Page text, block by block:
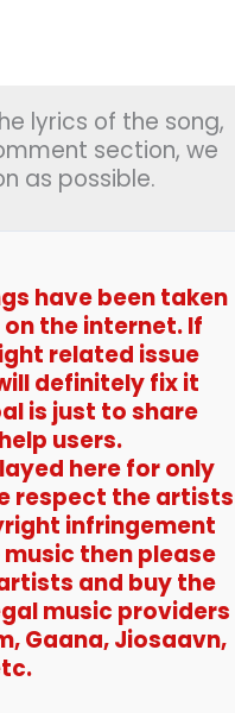
lyrics of the song,
section, we
as possible.
have been taken
the internet. If
related issue
definitely fix it
is just to share
users.
here for only
respect the artists
infringement
then please
and buy the
music providers
Gaana, Jiosaavn,